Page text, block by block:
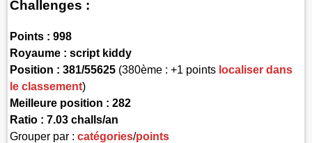
Challenges :
Points : 998
Royaume : script kiddy
Position : 381/55625 (380ème : +1 points localiser dans
le classement)
Meilleure position : 282
Ratio : 7.03 challs/an
Grouper par :catégories/points